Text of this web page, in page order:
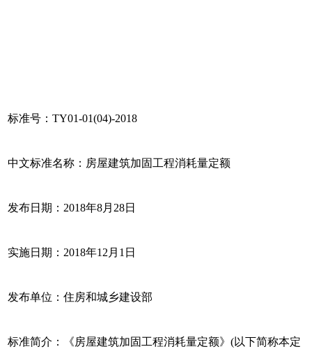
标准号：TY01-01(04)-2018
中文标准名称：房屋建筑加固工程消耗量定额
发布日期：2018年8月28日
实施日期：2018年12月1日
发布单位：住房和城乡建设部
标准简介：《房屋建筑加固工程消耗量定额》(以下简称本定